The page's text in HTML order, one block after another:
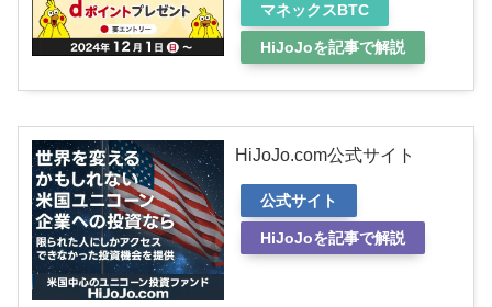
マネックスBTC
HiJoJoを記事で解説
HiJoJo.com公式サイト
公式サイト
HiJoJoを記事で解説